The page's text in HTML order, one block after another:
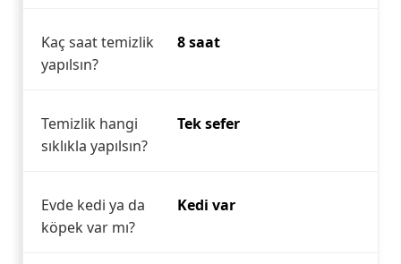
Kaç saat temizlik
yapılsın?
8 saat
Temizlik hangi
sıklıkla yapılsın?
Tek sefer
Evde kedi ya da
köpek var mı?
Kedi var